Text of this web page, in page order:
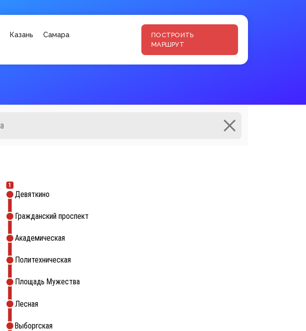
Казань Самара
ПОСТРОИТЬ
МАРШРУТ
1
Выборгская
Лесная
Площадь Мужества
Политехническая
Академическая
Гражданский проспект
Девяткино